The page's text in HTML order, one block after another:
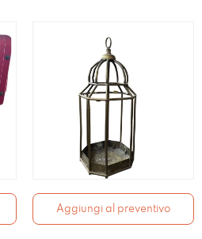
Aggiungi al preventivo